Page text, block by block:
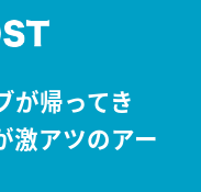
が帰ってき
激アツのアー